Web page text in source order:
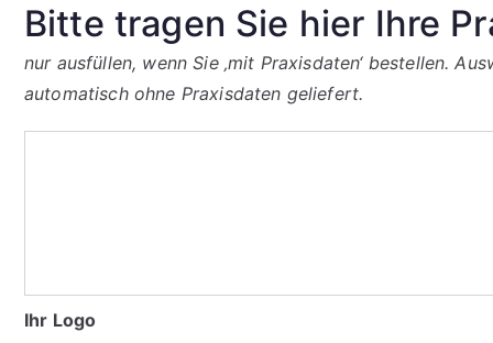
Bitte tragen Sie hier Ihre
nur ausfüllen, wenn Sie ‚mit Praxisdaten‘ bestellen.
automatisch ohne Praxisdaten geliefert.
Praxisdaten
ein:
Ihr Logo